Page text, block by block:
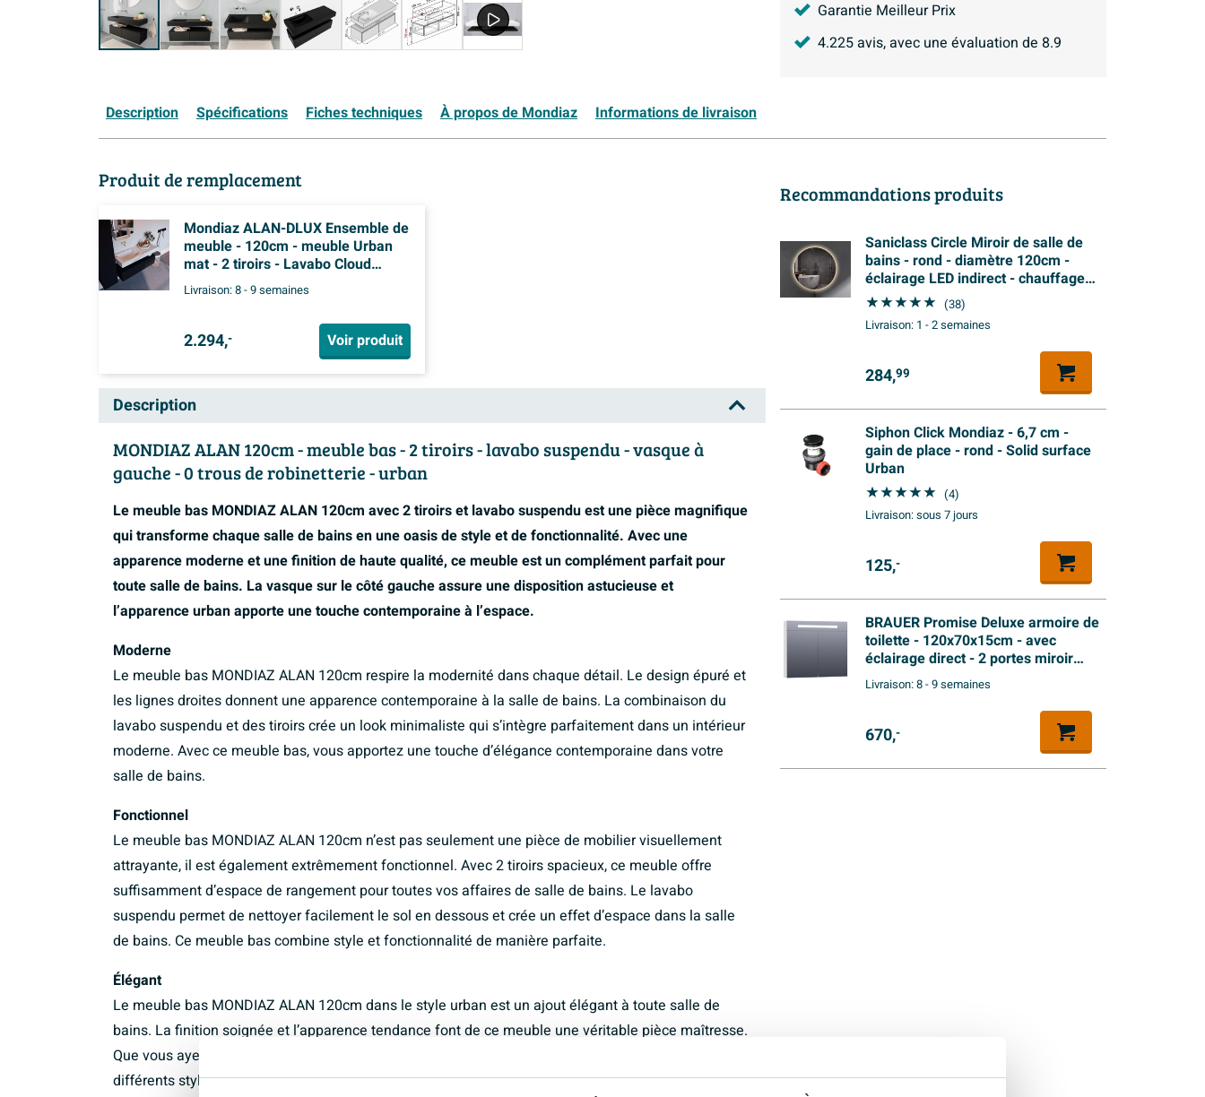
Garantie Meilleur Prix
4.225avis, avec une évaluation de 8.9
Description Spécifications Fiches techniques À propos de Mondiaz Informations de livraison
Produit de remplacement
Mondiaz ALAN-DLUX Ensemble de
meuble - 120cm - meuble Urban
mat - 2 tiroirs - Lavabo Cloud
Frappe suspendu - vasque Gauche -
0 trous de robinet
Livraison:8 - 9 semaines
2.294,- Voir produit
Description
MONDIAZ ALAN 120cm - meuble bas - 2 tiroirs - lavabo suspendu - vasque à
gauche - 0 trous de robinetterie - urban
Le meuble bas MONDIAZ ALAN 120cm avec 2 tiroirs et lavabo suspendu est une pièce magnifique
qui transforme chaque salle de bains en une oasis de style et de fonctionnalité. Avec une
apparence moderne et une finition de haute qualité, ce meuble est un complément parfait pour
toute salle de bains. La vasque sur le côté gauche assure une disposition astucieuse et
l’apparence urban apporte une touche contemporaine à l’espace.
Moderne
Le meuble bas MONDIAZ ALAN 120cm respire la modernité dans chaque détail. Le design épuré et
les lignes droites donnent une apparence contemporaine à la salle de bains. La combinaison du
lavabo suspendu et des tiroirs crée un look minimaliste qui s’intègre parfaitement dans un intérieur
moderne. Avec ce meuble bas, vous apportez une touche d’élégance contemporaine dans votre
salle de bains.
Fonctionnel
Le meuble bas MONDIAZ ALAN 120cm n’est pas seulement une pièce de mobilier visuellement
attrayante, il est également extrêmement fonctionnel. Avec 2 tiroirs spacieux, ce meuble offre
suffisamment d’espace de rangement pour toutes vos affaires de salle de bains. Le lavabo
suspendu permet de nettoyer facilement le sol en dessous et crée un effet d’espace dans la salle
de bains. Ce meuble bas combine style et fonctionnalité de manière parfaite.
Élégant
Le meuble bas MONDIAZ ALAN 120cm dans le style urban est un ajout élégant à toute salle de
bains. La finition soignée et l’apparence tendance font de ce meuble une véritable pièce maîtresse.
Que vous ayez un aménagement moderne ou industriel, ce meuble bas s’intègre parfaitement dans
différents styles d’intérieur et ajoute une touche d’urban chic à l’espace.
Recommandations produits
Saniclass Circle Miroir de salle de
bains - rond - diamètre 120cm -
éclairage LED indirect - chauffage
miroir - interrupteur infrarouge
(38)
Livraison: 1 - 2 semaines
284,99
Siphon Click Mondiaz - 6,7 cm -
gain de place - rond - Solid surface
Urban
(4)
Livraison:sous 7 jours
125,-
BRAUER Promise Deluxe armoire de
toilette - 120x70x15cm - avec
éclairage direct - 2 portes miroir
double face - blanc mat
Livraison:8 - 9 semaines
670,-